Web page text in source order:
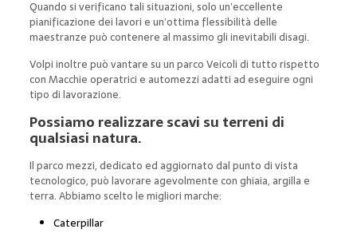
Quando si verificano tali situazioni, solo un’eccellente
pianificazione dei lavori e un’ottima flessibilità delle
maestranze può contenere al massimo gli inevitabili disagi.
Volpi inoltre può vantare su un parco Veicoli di tutto rispetto
con Macchie operatrici e automezzi adatti ad eseguire ogni
tipo di lavorazione.
Possiamo realizzare scavi su terreni di
qualsiasi natura.
Il parco mezzi, dedicato ed aggiornato dal punto di vista
tecnologico, può lavorare agevolmente con ghiaia, argilla e
terra. Abbiamo scelto le migliori marche:
Caterpillar